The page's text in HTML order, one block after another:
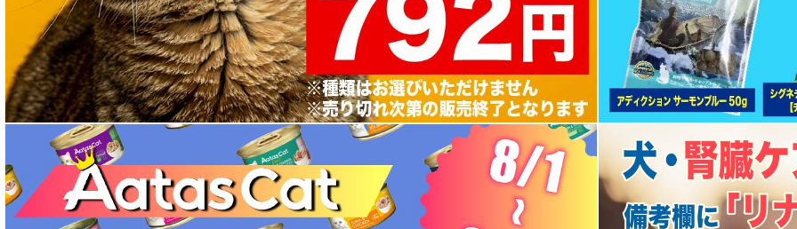
腎臓ケア対応ドッグフード
関節サポート対応 フード for DOG
肝臓ケア対応ドッグフード
肥満ケア対応 フード for DOG